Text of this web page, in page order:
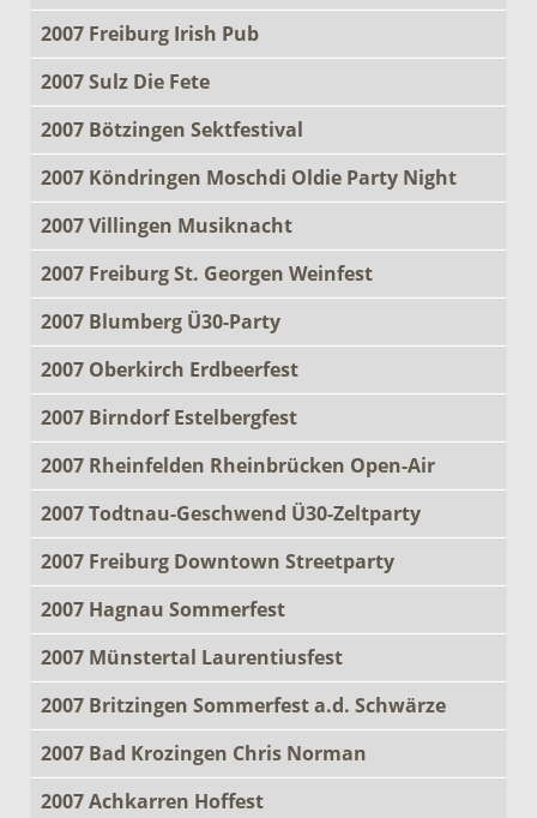
2007 Freiburg Irish Pub
2007 Sulz Die Fete
2007 Bötzingen Sektfestival
2007 Köndringen Moschdi Oldie Party Night
2007 Villingen Musiknacht
2007 Freiburg St. Georgen Weinfest
2007 Blumberg Ü30-Party
2007 Oberkirch Erdbeerfest
2007 Birndorf Estelbergfest
2007 Rheinfelden Rheinbrücken Open-Air
2007 Todtnau-Geschwend Ü30-Zeltparty
2007 Freiburg Downtown Streetparty
2007 Hagnau Sommerfest
2007 Münstertal Laurentiusfest
2007 Britzingen Sommerfest a.d. Schwärze
2007 Bad Krozingen Chris Norman
2007 Achkarren Hoffest